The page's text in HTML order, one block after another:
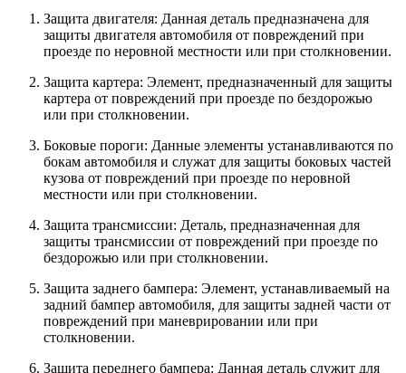
Защита двигателя: Данная деталь предназначена для
защиты двигателя автомобиля от повреждений при
проезде по неровной местности или при столкновении.
Защита картера: Элемент, предназначенный для защиты
картера от повреждений при проезде по бездорожью
или при столкновении.
Боковые пороги: Данные элементы устанавливаются по
бокам автомобиля и служат для защиты боковых частей
кузова от повреждений при проезде по неровной
местности или при столкновении.
Защита трансмиссии: Деталь, предназначенная для
защиты трансмиссии от повреждений при проезде по
бездорожью или при столкновении.
Защита заднего бампера: Элемент, устанавливаемый на
задний бампер автомобиля, для защиты задней части от
повреждений при маневрировании или при
столкновении.
Защита переднего бампера: Данная деталь служит для